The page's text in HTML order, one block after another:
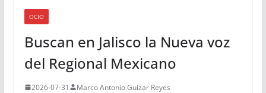
OCIO
Buscan en Jalisco la Nueva voz
del Regional Mexicano
2026-07-31 Marco Antonio Guizar Reyes